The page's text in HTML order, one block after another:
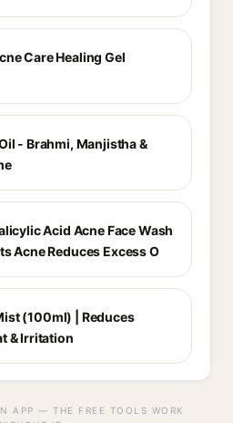
Care Healing Gel
- Brahmi, Manjistha &
Acid Acne Face Wash
Acne Reduces Excess O
(100ml) | Reduces
& Irritation
APP — THE FREE TOOLS WORK